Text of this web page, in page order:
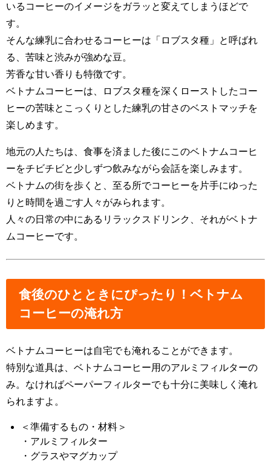
いるコーヒーのイメージをガラッと変えてしまうほどで
す。
そんな練乳に合わせるコーヒーは「ロブスタ種」と呼ばれ
る、苦味と渋みが強めな豆。
芳香な甘い香りも特徴です。
ベトナムコーヒーは、ロブスタ種を深くローストしたコー
ヒーの苦味とこっくりとした練乳の甘さのベストマッチを
楽しめます。
地元の人たちは、食事を済ました後にこのベトナムコーヒ
ーをチビチビと少しずつ飲みながら会話を楽しみます。
ベトナムの街を歩くと、至る所でコーヒーを片手にゆった
りと時間を過ごす人々がみられます。
人々の日常の中にあるリラックスドリンク、それがベトナ
ムコーヒーです。
食後のひとときにぴったり！ベトナム
コーヒーの淹れ方
ベトナムコーヒーは自宅でも淹れることができます。
特別な道具は、ベトナムコーヒー用のアルミフィルターの
み。なければペーパーフィルターでも十分に美味しく淹れ
られますよ。
＜準備するもの・材料＞
・アルミフィルター
・グラスやマグカップ